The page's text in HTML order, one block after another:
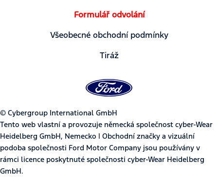
Formulář odvolání
Všeobecné obchodní podmínky
Tiráž
© Cybergroup International GmbH
Tento web vlastní a provozuje německá společnost cyber-Wear
Heidelberg GmbH, Nemecko | Obchodní značky a vizuální
podoba společnosti Ford Motor Company jsou používány v
rámci licence poskytnuté společnosti cyber-Wear Heidelberg
GmbH.